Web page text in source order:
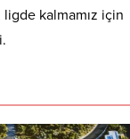
kalmamız için